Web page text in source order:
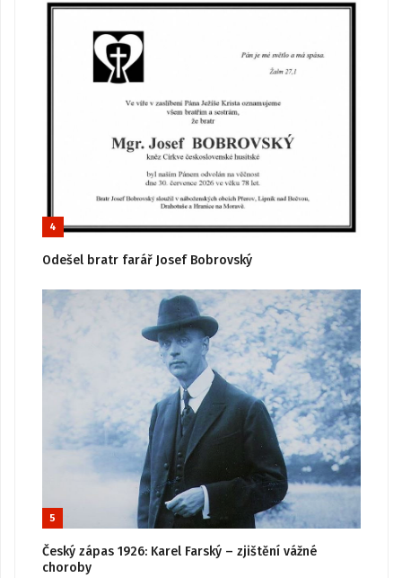
4
Odešel bratr farář Josef Bobrovský
5
Český zápas 1926: Karel Farský – zjištění vážné
choroby